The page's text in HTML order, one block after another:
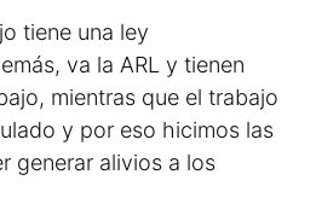
tiene una ley
va la ARL y tienen
mientras que el trabajo
y por eso hicimos las
generar alivios a los